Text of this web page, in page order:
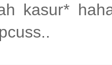
kasur*